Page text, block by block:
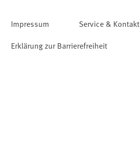
Impressum Service & Kontakt
Erklärung zur Barrierefreiheit